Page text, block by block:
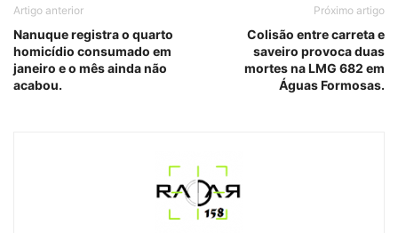
Artigo anterior
Nanuque registra o quarto
homicídio consumado em
janeiro e o mês ainda não
acabou.
Próximo artigo
Colisão entre carreta e
saveiro provoca duas
mortes na LMG 682 em
Águas Formosas.